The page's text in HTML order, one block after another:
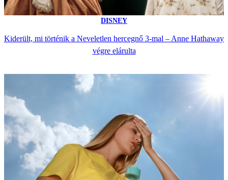
DISNEY
Kiderült, mi történik a Neveletlen hercegnő 3-mal – Anne Hathaway
végre elárulta